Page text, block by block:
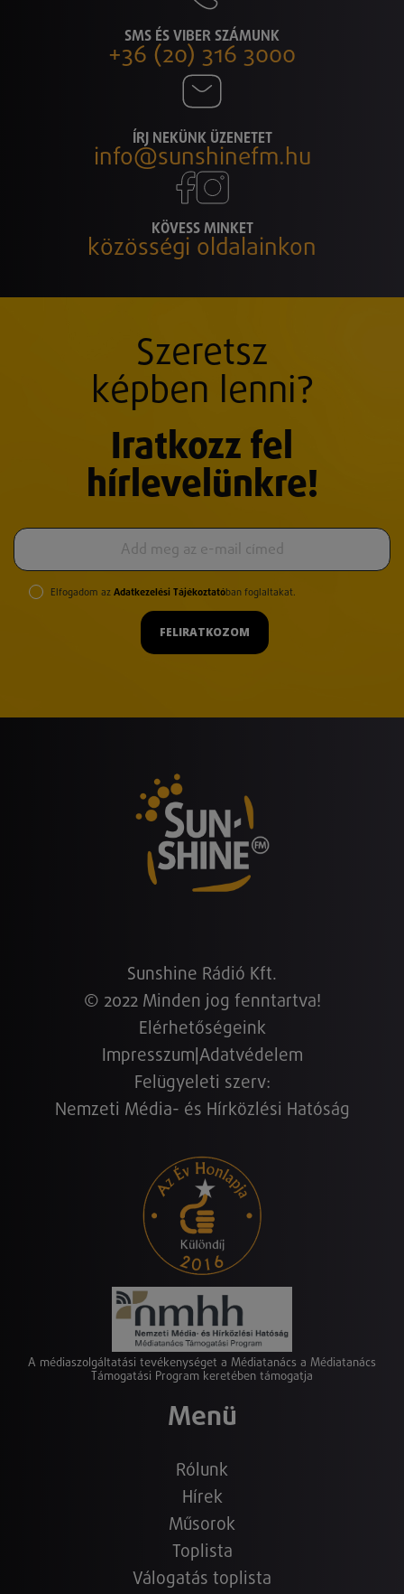
SMS ÉS VIBER SZÁMUNK
+36 (20) 316 3000
ÍRJ NEKÜNK ÜZENETET
info@sunshinefm.hu
KÖVESS MINKET
közösségi oldalainkon
Szeretsz
képben lenni?
Iratkozz fel
hírlevelünkre!
Elfogadom az Adatkezelési Tájékoztatóban foglaltakat.
FELIRATKOZOM
Sunshine Rádió Kft.
© 2022 Minden jog fenntartva!
Elérhetőségeink
Impresszum Adatvédelem
Felügyeleti szerv:
Nemzeti Média- és Hírközlési Hatóság
A médiaszolgáltatási tevékenységet a Médiatanács a Médiatanács
Támogatási Program keretében támogatja
Menü
Rólunk
Hírek
Műsorok
Toplista
Válogatás toplista